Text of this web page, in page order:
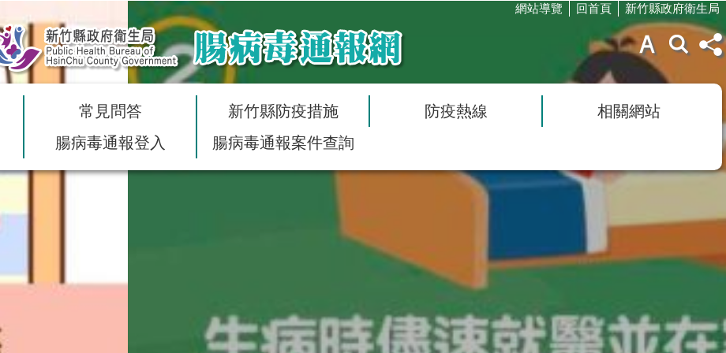
網站導覽 回首頁 新竹縣政府衛生局
常見問答 新竹縣防疫措施 防疫熱線
相關網站
腸病毒通報登入
腸病毒通報案件查詢